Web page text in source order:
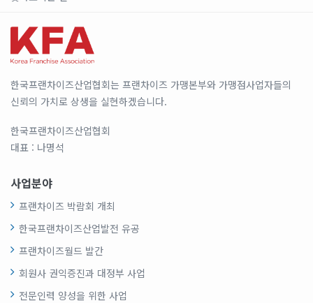
한국프랜차이즈산업협회는 프랜차이즈 가맹본부와 가맹점사업자들의
신뢰의 가치로 상생을 실현하겠습니다.
한국프랜차이즈산업협회
대표 : 나명석
사업분야
프랜차이즈 박람회 개최
한국프랜차이즈산업발전 유공
프랜차이즈월드 발간
회원사 권익증진과 대정부 사업
전문인력 양성을 위한 사업